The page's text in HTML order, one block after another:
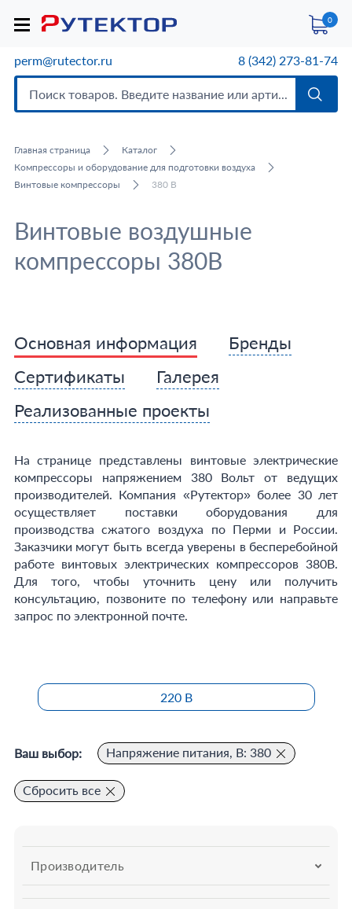
0
perm@rutector.ru 8 (342) 273-81-74
Главная страница
Каталог
Компрессоры и оборудование для подготовки воздуха
Винтовые компрессоры
380 В
Винтовые воздушные
компрессоры 380В
Основная информация
Бренды
Сертификаты
Галерея
Реализованные проекты
На странице представлены винтовые электрические
компрессоры напряжением 380 Вольт от ведущих
производителей. Компания «Рутектор» более 30 лет
осуществляет поставки оборудования для
производства сжатого воздуха по Перми и России.
Заказчики могут быть всегда уверены в бесперебойной
работе винтовых электрических компрессоров 380В.
Для того, чтобы уточнить цену или получить
консультацию, позвоните по телефону или направьте
запрос по электронной почте.
220 В
Ваш выбор: Напряжение питания, В: 380
Сбросить все
Производитель